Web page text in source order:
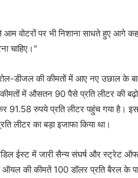
आम वोटरों पर भी निशाना साधते हुए आगे
चाहिए।"
डीजल की कीमतों में आए नए उछाल के
में औसतन 90 पैसे प्रति लीटर की
रुपये प्रति लीटर पहुंच गया है।
लीटर का बड़ा इजाफा किया था।
ईस्ट में जारी सैन्य संघर्ष और स्ट्रेट
की कीमतें 100 डॉलर प्रति बैरल के